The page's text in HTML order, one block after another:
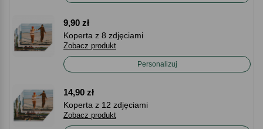
9,90 zł
Koperta z 8 zdjęciami
Zobacz produkt
Personalizuj
14,90 zł
Koperta z 12 zdjęciami
Zobacz produkt